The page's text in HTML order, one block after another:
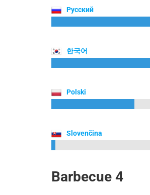
Русский
한국어
Polski
Slovenčina
Barbecue 4